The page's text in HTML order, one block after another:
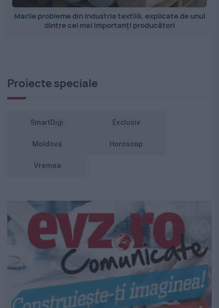
Marile probleme din industria textilă, explicate de unul
dintre cei mai importanți producători
Proiecte speciale
SmartDigi Exclusiv
Moldova Horoscop
Vremea